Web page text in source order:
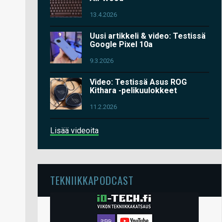
13.4.2026
Uusi artikkeli & video: Testissä
Google Pixel 10a
9.3.2026
Video: Testissä Asus ROG
Kithara -pelikuulokkeet
11.2.2026
Lisää videoita
TEKNIIKKAPODCAST